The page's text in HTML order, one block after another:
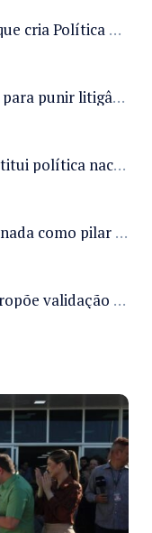
Câmara analisa projeto que cria Política Nacional de Qualificação e Valorização da Preceptoria na Residência Médica
Projeto de lei cria regras para punir litigância abusiva reversa e integrar sistemas do Judiciário
Projeto de Lei 665/26 institui política nacional para prevenção ao transfeminicídio e prevê medidas de proteção e reparação
Inclusão digital é posicionada como pilar essencial da reurbanização de favelas e periferias
Projeto de Lei 1238/26 propõe validação automática do Cadastro Ambiental Rural para imóveis de até quatro módulos fiscais